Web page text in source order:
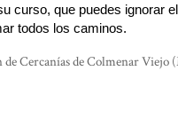
curso, que puedes ignorar
todos los caminos.
Cercanías de Colmenar Viejo